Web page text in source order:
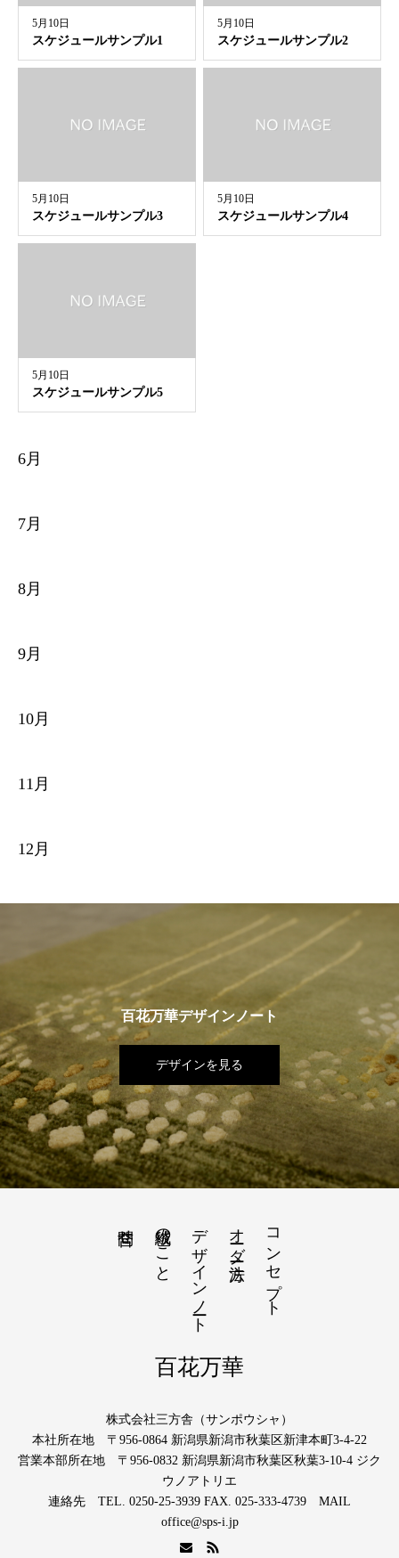
5月10日
スケジュールサンプル1
5月10日
スケジュールサンプル2
5月10日
スケジュールサンプル3
5月10日
スケジュールサンプル4
5月10日
スケジュールサンプル5
6月
7月
8月
9月
10月
11月
12月
百花万華デザインノート
デザインを見る
コンセプト
オーダー方法
デザインノート
絨毯のこと
問合せ
百花万華
株式会社三方舎（サンポウシャ）
本社所在地 〒956-0864 新潟県新潟市秋葉区新津本町3-4-22
営業本部所在地 〒956-0832 新潟県新潟市秋葉区秋葉3-10-4 ジク
ウノアトリエ
連絡先 TEL. 0250-25-3939 FAX. 025-333-4739 MAIL
office@sps-i.jp